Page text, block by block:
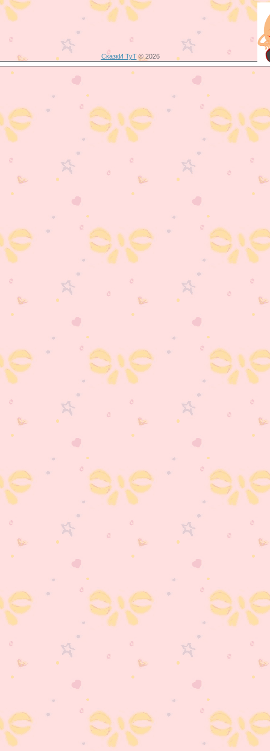
СказкИ ТуТ© 2026